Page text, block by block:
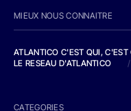
MIEUX NOUS CONNAITRE
ATLANTICO C'EST QUI, C'EST
LE RESEAU D'ATLANTICO
/
CATEGORIES